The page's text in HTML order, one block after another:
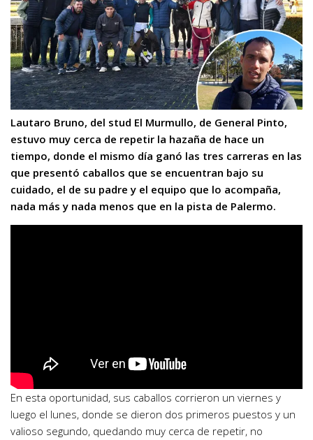
Lautaro Bruno, del stud El Murmullo, de General Pinto,
estuvo muy cerca de repetir la hazaña de hace un
tiempo, donde el mismo día ganó las tres carreras en las
que presentó caballos que se encuentran bajo su
cuidado, el de su padre y el equipo que lo acompaña,
nada más y nada menos que en la pista de Palermo.
En esta oportunidad, sus caballos corrieron un viernes y
luego el lunes, donde se dieron dos primeros puestos y un
valioso segundo, quedando muy cerca de repetir, no